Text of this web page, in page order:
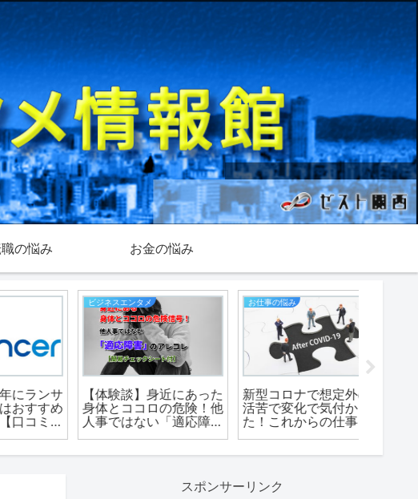
の悩み お金の悩み
ンサ
すめ
ミ評
ビジネスエンタメ
【体験談】身近にあった
身体とココロの危険！他
人事ではない「適応障
お仕事の悩み
新型コロナで想定外の生
活苦で変化で気付かされ
た！これからの仕事との
スポンサーリンク